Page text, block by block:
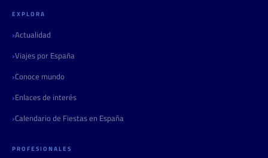
EXPLORA
Actualidad
Viajes por España
Conoce mundo
Enlaces de interés
Calendario de Fiestas en España
PROFESIONALES